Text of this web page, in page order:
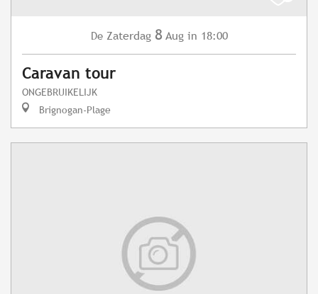
De Zaterdag 8 Aug in 18:00
Caravan tour
ONGEBRUIKELIJK
Brignogan-Plage